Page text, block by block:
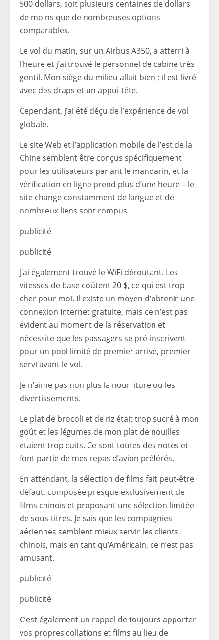
500 dollars, soit plusieurs centaines de dollars
de moins que de nombreuses options
comparables.
Le vol du matin, sur un Airbus A350, a atterri à
l’heure et j’ai trouvé le personnel de cabine très
gentil. Mon siège du milieu allait bien ; il est livré
avec des draps et un appui-tête.
Cependant, j’ai été déçu de l’expérience de vol
globale.
Le site Web et l’application mobile de l’est de la
Chine semblent être conçus spécifiquement
pour les utilisateurs parlant le mandarin, et la
vérification en ligne prend plus d’une heure – le
site change constamment de langue et de
nombreux liens sont rompus.
publicité
publicité
J’ai également trouvé le WiFi déroutant. Les
vitesses de base coûtent 20 $, ce qui est trop
cher pour moi. Il existe un moyen d’obtenir une
connexion Internet gratuite, mais ce n’est pas
évident au moment de la réservation et
nécessite que les passagers se pré-inscrivent
pour un pool limité de premier arrivé, premier
servi avant le vol.
Je n’aime pas non plus la nourriture ou les
divertissements.
Le plat de brocoli et de riz était trop sucré à mon
goût et les légumes de mon plat de nouilles
étaient trop cuits. Ce sont toutes des notes et
font partie de mes repas d’avion préférés.
En attendant, la sélection de films fait peut-être
défaut, composée presque exclusivement de
films chinois et proposant une sélection limitée
de sous-titres. Je sais que les compagnies
aériennes semblent mieux servir les clients
chinois, mais en tant qu’Américain, ce n’est pas
amusant.
publicité
publicité
C’est également un rappel de toujours apporter
vos propres collations et films au lieu de